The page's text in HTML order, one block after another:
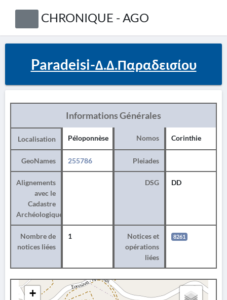
CHRONIQUE - AGO
Paradeisi-Δ.Δ.Παραδεισίου
Informations Générales
Localisation Péloponnèse Nomos Corinthie
GeoNames 255786 Pleiades
Alignements
avec le
Cadastre
Archéologique
DSG DD
Nombre de
notices liées
1
Notices et
opérations
liées
8261
+